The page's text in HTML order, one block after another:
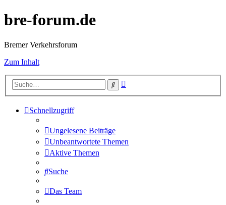
bre-forum.de
Bremer Verkehrsforum
Zum Inhalt
Suche
Schnellzugriff
Ungelesene Beiträge
Unbeantwortete Themen
Aktive Themen
Suche
Das Team